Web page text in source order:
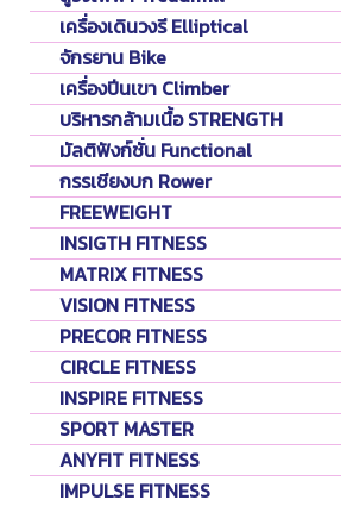
เครื่องเดินวงรี Elliptical
จักรยาน Bike
เครื่องปีนเขา Climber
บริหารกล้ามเนื้อ STRENGTH
มัลติฟังก์ชั่น Functional
กรรเชียงบก Rower
FREEWEIGHT
INSIGTH FITNESS
MATRIX FITNESS
VISION FITNESS
PRECOR FITNESS
CIRCLE FITNESS
INSPIRE FITNESS
SPORT MASTER
ANYFIT FITNESS
IMPULSE FITNESS